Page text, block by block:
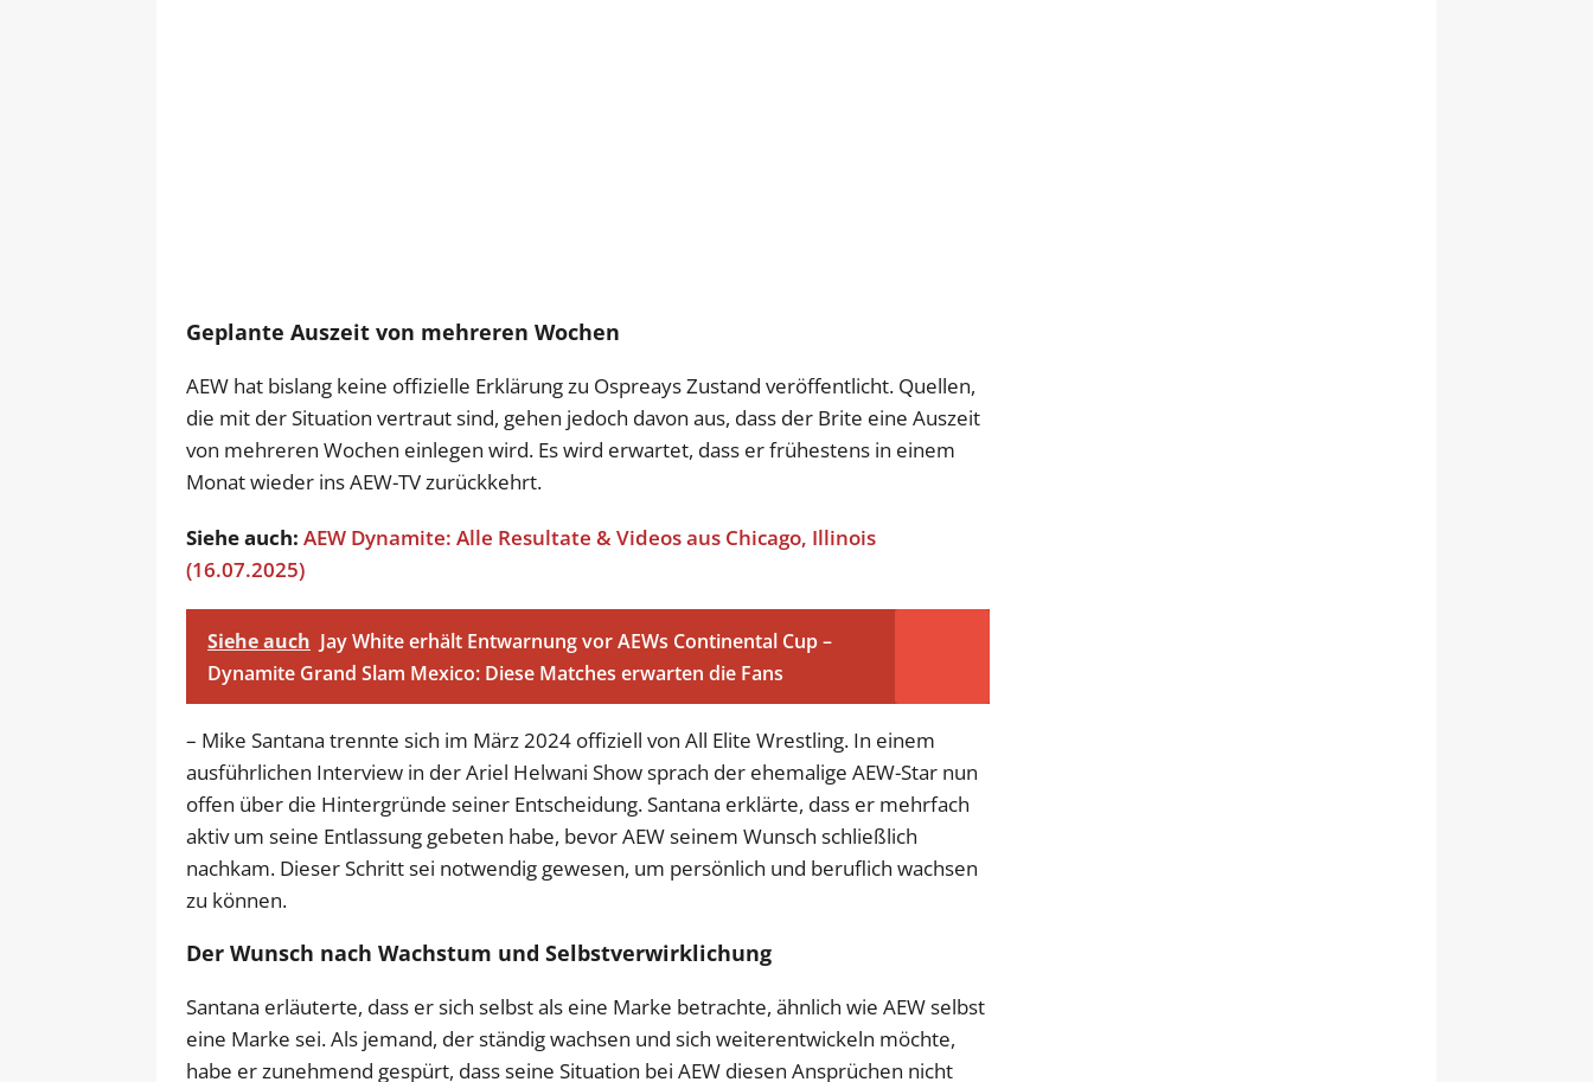
Geplante Auszeit von mehreren Wochen
AEW hat bislang keine offizielle Erklärung zu Ospreays Zustand veröffentlicht. Quellen,
die mit der Situation vertraut sind, gehen jedoch davon aus, dass der Brite eine Auszeit
von mehreren Wochen einlegen wird. Es wird erwartet, dass er frühestens in einem
Monat wieder ins AEW-TV zurückkehrt.
Siehe auch: AEW Dynamite: Alle Resultate & Videos aus Chicago, Illinois
(16.07.2025)
Siehe auch Jay White erhält Entwarnung vor AEWs Continental Cup –
Dynamite Grand Slam Mexico: Diese Matches erwarten die Fans
– Mike Santana trennte sich im März 2024 offiziell von All Elite Wrestling. In einem
ausführlichen Interview in der Ariel Helwani Show sprach der ehemalige AEW-Star nun
offen über die Hintergründe seiner Entscheidung. Santana erklärte, dass er mehrfach
aktiv um seine Entlassung gebeten habe, bevor AEW seinem Wunsch schließlich
nachkam. Dieser Schritt sei notwendig gewesen, um persönlich und beruflich wachsen
zu können.
Der Wunsch nach Wachstum und Selbstverwirklichung
Santana erläuterte, dass er sich selbst als eine Marke betrachte, ähnlich wie AEW selbst
eine Marke sei. Als jemand, der ständig wachsen und sich weiterentwickeln möchte,
habe er zunehmend gespürt, dass seine Situation bei AEW diesen Ansprüchen nicht